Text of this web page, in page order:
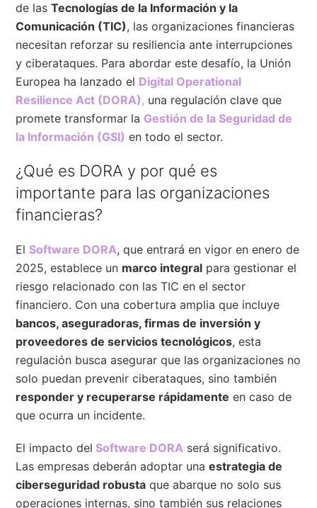
de lasTecnologías de la Información y la
Comunicación (TIC), las organizaciones financieras
necesitan reforzar su resiliencia ante interrupciones
y ciberataques. Para abordar este desafío, la Unión
Europea ha lanzado el Digital Operational
Resilience Act (DORA), una regulación clave que
promete transformar la Gestión de la Seguridad de
la Información (GSI) en todo el sector.
¿Qué es DORA y por qué es
importante para las organizaciones
financieras?
El Software DORA, que entrará en vigor en enero de
2025, establece un marco integral para gestionar el
riesgo relacionado con las TIC en el sector
financiero. Con una cobertura amplia que incluye
bancos, aseguradoras, firmas de inversión y
proveedores de servicios tecnológicos, esta
regulación busca asegurar que las organizaciones no
solo puedan prevenir ciberataques, sino también
responder y recuperarse rápidamente en caso de
que ocurra un incidente.
El impacto del Software DORA será significativo.
Las empresas deberán adoptar unaestrategia de
ciberseguridad robusta que abarque no solo sus
operaciones internas, sino también sus relaciones